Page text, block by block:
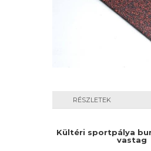
RÉSZLETEK
Kültéri sportpálya
vastag